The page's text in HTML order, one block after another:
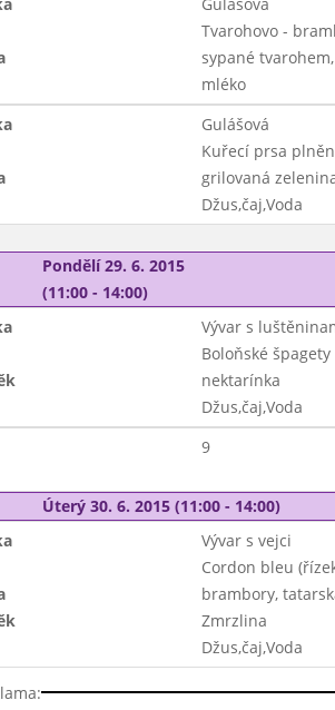
Tvarohovo -
sypané
mléko
Gulášová
Kuřecí prsa
grilovaná
Džus,čaj,Voda
Pondělí 29. 6. 2015
(11:00 - 14:00)
Vývar s
Boloňské
nektarínka
Džus,čaj,Voda
9
Úterý 30. 6. 2015 (11:00 - 14:00)
Vývar s vejci
Cordon bleu
brambory,
Zmrzlina
Džus,čaj,Voda